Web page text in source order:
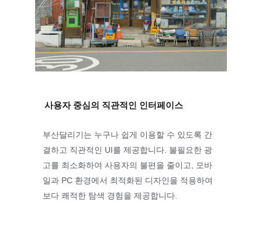
부산달리기는 누구나 쉽게 이용할 수 있도록 간
결하고 직관적인 UI를 제공합니다. 불필요한 광
고를 최소화하여 사용자의 불편을 줄이고, 모바
일과 PC 환경에서 최적화된 디자인을 적용하여
보다 쾌적한 탐색 경험을 제공합니다.
사용자 중심의 직관적인 인터페이스